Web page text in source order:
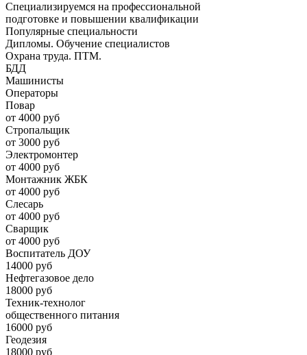
Специализируемся на профессиональной
подготовке и повышении квалификации
Популярные специальности
Дипломы. Обучение специалистов
Охрана труда. ПТМ.
БДД
Машинисты
Операторы
Повар
от 4000 руб
Стропальщик
от 3000 руб
Электромонтер
от 4000 руб
Монтажник ЖБК
от 4000 руб
Слесарь
от 4000 руб
Сварщик
от 4000 руб
Воспитатель ДОУ
14000 руб
Нефтегазовое дело
18000 руб
Техник-технолог
общественного питания
16000 руб
Геодезия
18000 руб